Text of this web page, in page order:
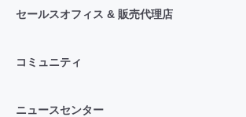
セールスオフィス & 販売代理店
コミュニティ
ニュースセンター